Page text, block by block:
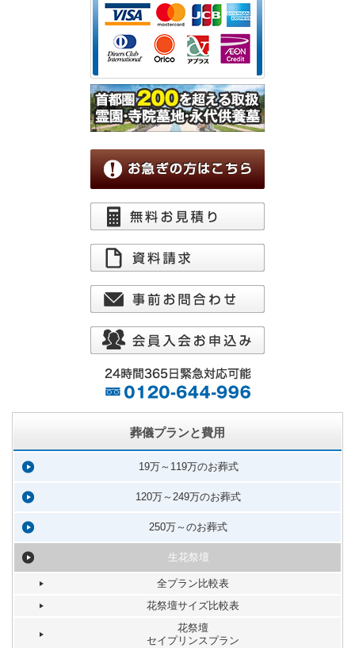
葬儀プランと費用
19万～119万のお葬式
120万～249万のお葬式
250万～のお葬式
生花祭壇
全プラン比較表
花祭壇サイズ比較表
花祭壇
セイプリンスプラン